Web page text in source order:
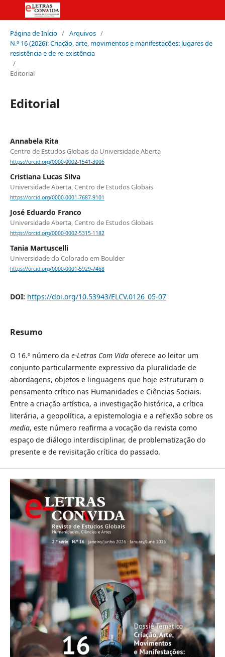
Página de Início / Arquivos /
N.º 16 (2026): Criação, arte, movimentos e manifestações: lugares de
resistência e de re-existência
/
Editorial
Editorial
Annabela Rita
Centro de Estudos Globais da Universidade Aberta
https://orcid.org/0000-0002-1541-3006
Cristiana Lucas Silva
Universidade Aberta, Centro de Estudos Globais
https://orcid.org/0000-0001-7687-9101
José Eduardo Franco
Universidade Aberta, Centro de Estudos Globais
https://orcid.org/0000-0002-5315-1182
Tania Martuscelli
Universidade do Colorado em Boulder
https://orcid.org/0000-0001-5929-7468
DOI: https://doi.org/10.53943/ELCV.0126_05-07
Resumo
O 16.º número da e-Letras Com Vidaoferece ao leitor um
conjunto particularmente expressivo da pluralidade de
abordagens, objetos e linguagens que hoje estruturam o
pensamento crítico nas Humanidades e Ciências Sociais.
Entre a criação artística, a investigação histórica, a crítica
literária, a geopolítica, a epistemologia e a reflexão sobre os
media, este número reafirma a vocação da revista como
espaço de diálogo interdisciplinar, de problematização do
presente e de revisitação crítica do passado.